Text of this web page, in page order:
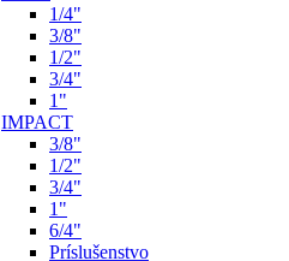
1/4"
3/8"
1/2"
3/4"
1"
IMPACT
3/8"
1/2"
3/4"
1"
6/4"
Príslušenstvo